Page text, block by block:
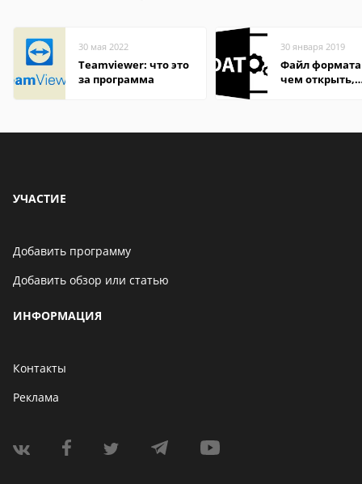
30 мая 2022
Teamviewer: что это
за программа
30 января 2019
Файл формата
чем открыть,
УЧАСТИЕ
Добавить программу
Добавить обзор или статью
ИНФОРМАЦИЯ
Контакты
Реклама